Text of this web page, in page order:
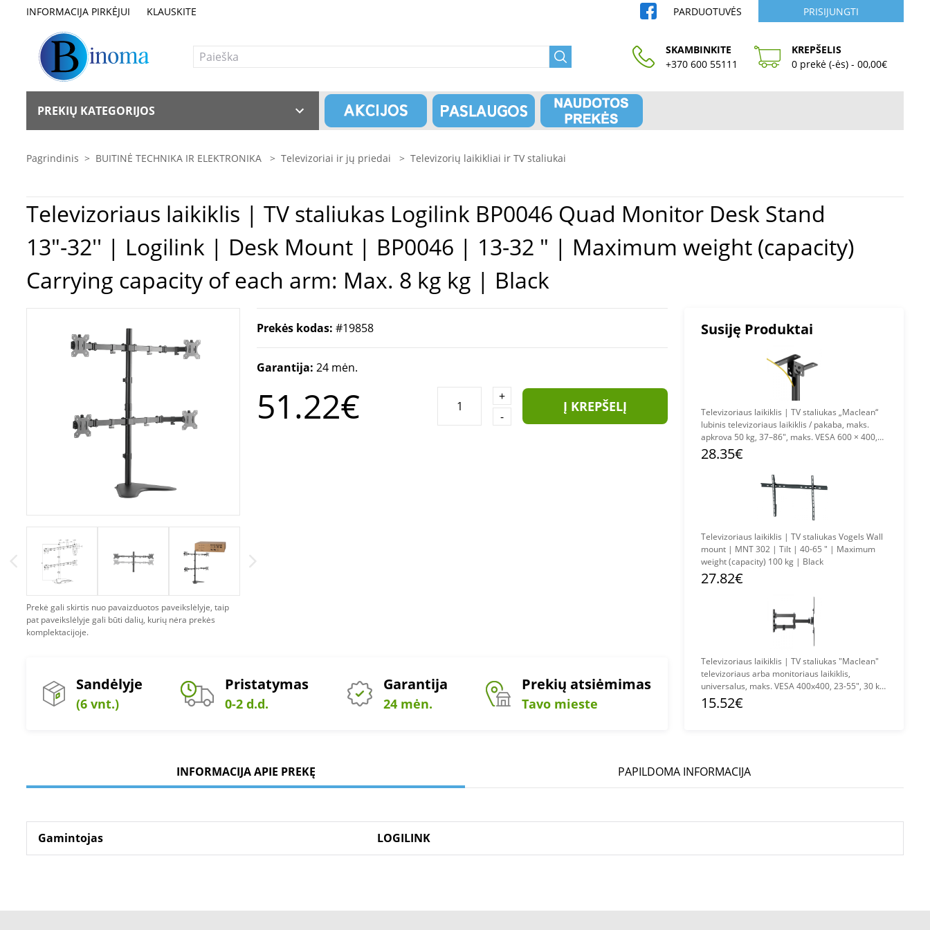
INFORMACIJA PIRKĖJUI KLAUSKITE PARDUOTUVĖS PRISIJUNGTI
SKAMBINKITE
+370 600 55111
KREPŠELIS
0 prekė (-ės) - 00,00€
PREKIŲ KATEGORIJOS
Pagrindinis > BUITINĖ TECHNIKA IR ELEKTRONIKA > Televizoriai ir jų priedai > Televizorių laikikliai ir TV staliukai
Televizoriaus laikiklis | TV staliukas Logilink BP0046 Quad Monitor Desk Stand
13"-32'' | Logilink | Desk Mount | BP0046 | 13-32 " | Maximum weight (capacity)
Carrying capacity of each arm: Max. 8 kg kg | Black
Prekė gali skirtis nuo pavaizduotos paveikslėlyje, taip
pat paveikslėlyje gali būti dalių, kurių nėra prekės
komplektacijoje.
Prekės kodas: #19858
Garantija: 24 mėn.
51.22€
+
-
Į KREPŠELĮ
Sandėlyje
(6 vnt.)
Pristatymas
0-2 d.d.
Garantija
24 mėn.
Prekių atsiėmimas
Tavo mieste
Susiję Produktai
Televizoriaus laikiklis | TV staliukas „Maclean“
lubinis televizoriaus laikiklis / pakaba, maks.
apkrova 50 kg, 37–86", maks. VESA 600 × 400,
MC-173
28.35€
Televizoriaus laikiklis | TV staliukas Vogels Wall
mount | MNT 302 | Tilt | 40-65 " | Maximum
weight (capacity) 100 kg | Black
27.82€
Televizoriaus laikiklis | TV staliukas "Maclean"
televizoriaus arba monitoriaus laikiklis,
universalus, maks. VESA 400x400, 23-55", 30 kg,
juodas, MC-701N
15.52€
INFORMACIJA APIE PREKĘ PAPILDOMA INFORMACIJA
Gamintojas LOGILINK